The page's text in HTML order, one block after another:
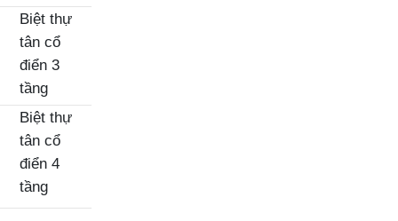
Biệt thự
tân cổ
điển 3
tầng
Biệt thự
tân cổ
điển 4
tầng